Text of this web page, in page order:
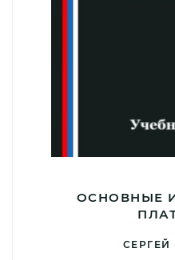
ОСНОВНЫЕ
СЕРГЕЙ